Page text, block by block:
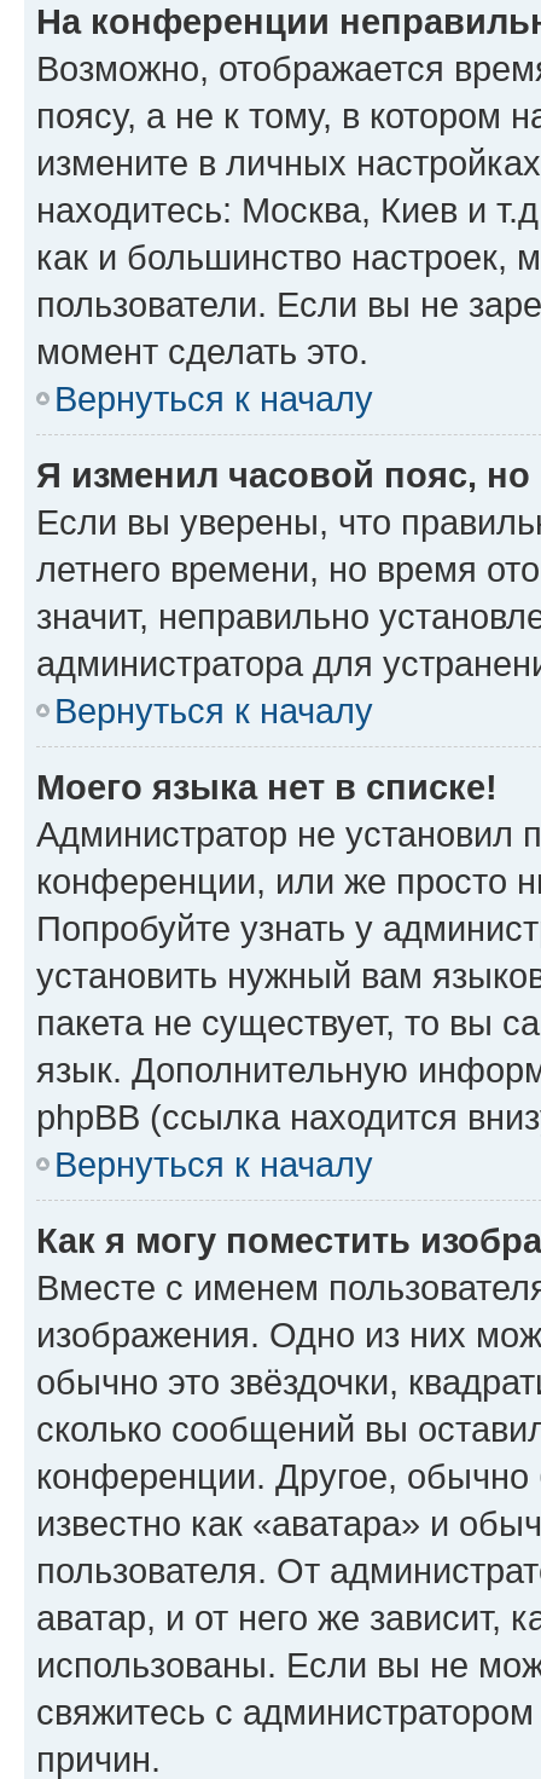
На конференции
Возможно, отображается
поясу, а не к тому, в котором
измените в личных
находитесь: Москва, Киев и
как и большинство настроек,
пользователи. Если вы не
момент сделать это.
Вернуться к началу
Я изменил часовой пояс,
Если вы уверены, что
летнего времени, но время
значит, неправильно
администратора для
Вернуться к началу
Моего языка нет в списке!
Администратор не установил
конференции, или же просто
Попробуйте узнать у
установить нужный вам
пакета не существует, то вы
язык. Дополнительную
phpBB (ссылка находится
Вернуться к началу
Как я могу поместить
Вместе с именем
изображения. Одно из них
обычно это звёздочки,
сколько сообщений вы
конференции. Другое,
известно как «аватара» и
пользователя. От
аватар, и от него же зависит,
использованы. Если вы не
свяжитесь с
причин.